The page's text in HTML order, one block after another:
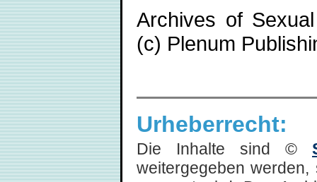
Archives of
(c) Plenum
Urheberrecht:
Die Inhalte sind ©
weitergegeben